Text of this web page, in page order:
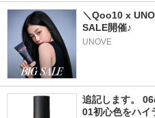
＼Qoo10 x
SALE開催♪
UNOVE
追記します。
01初心色をハイ